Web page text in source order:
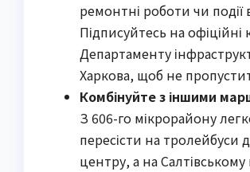
ремонтні роботи чи події
Підписуйтесь на офіційні
Департаменту
Харкова, щоб не
Комбінуйте з іншими
З 606-го мікрорайону
пересісти на тролейбуси
центру, а на